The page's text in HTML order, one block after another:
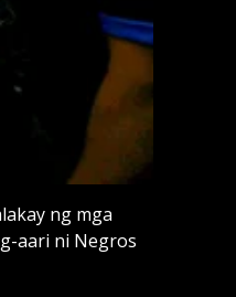
ng mga
aari ni Negros